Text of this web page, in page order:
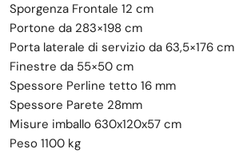
Sporgenza Frontale 12 cm
Portone da 283×198 cm
Porta laterale di servizio da 63,5×176 cm
Finestre da 55×50 cm
Spessore Perline tetto 16 mm
Spessore Parete 28mm
Misure imballo 630x120x57 cm
Peso 1100 kg